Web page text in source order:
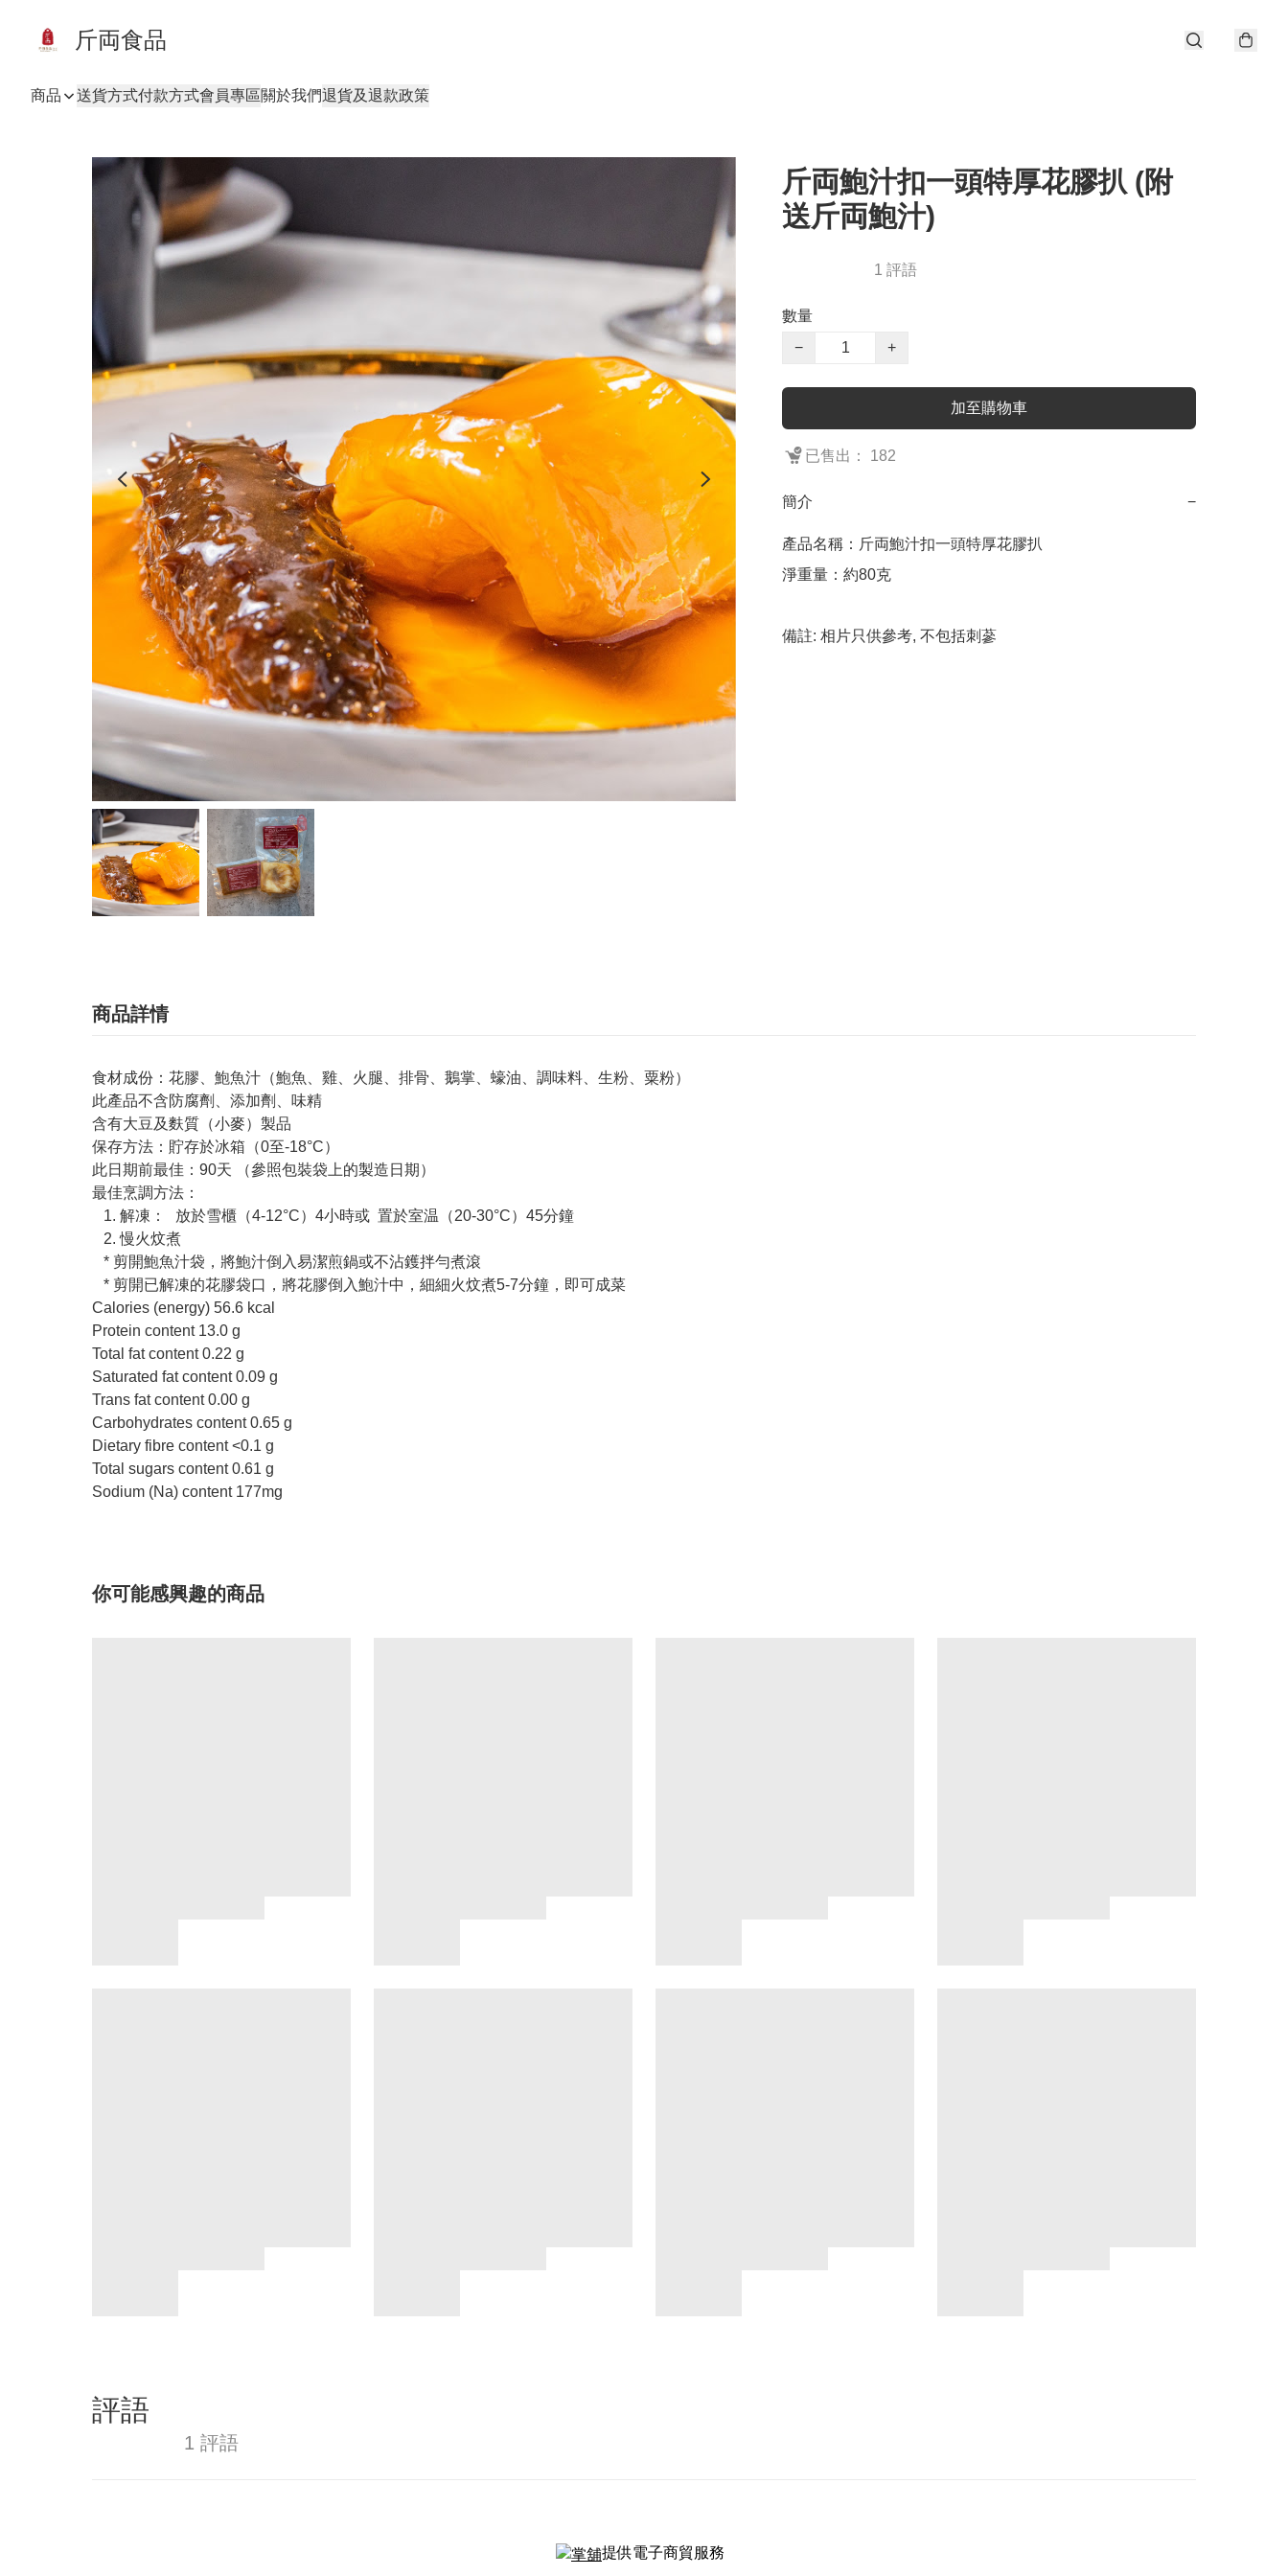
斤両食品
商品 送貨方式付款方式會員專區關於我們退貨及退款政策
斤両鮑汁扣一頭特厚花膠扒 (附
送斤両鮑汁)
1 評語
數量
−
+
加至購物車
已售出： 182
簡介 −
產品名稱：斤両鮑汁扣一頭特厚花膠扒
淨重量：約80克
備註: 相片只供參考, 不包括刺蔘
商品詳情
食材成份：花膠、鮑魚汁（鮑魚、雞、火腿、排骨、鵝掌、蠔油、調味料、生粉、粟粉）
此產品不含防腐劑、添加劑、味精
含有大豆及麩質（小麥）製品
保存方法：貯存於冰箱（0至-18°C）
此日期前最佳：90天 （參照包裝袋上的製造日期）
最佳烹調方法：
1. 解凍： 放於雪櫃（4-12°C）4小時或 置於室温（20-30°C）45分鐘
2. 慢火炆煮
* 剪開鮑魚汁袋，將鮑汁倒入易潔煎鍋或不沾鑊拌勻煮滾
* 剪開已解凍的花膠袋口，將花膠倒入鮑汁中，細細火炆煮5-7分鐘，即可成菜
Calories (energy) 56.6 kcal
Protein content 13.0 g
Total fat content 0.22 g
Saturated fat content 0.09 g
Trans fat content 0.00 g
Carbohydrates content 0.65 g
Dietary fibre content <0.1 g
Total sugars content 0.61 g
Sodium (Na) content 177mg
你可能感興趣的商品
評語
1 評語
提供電子商貿服務